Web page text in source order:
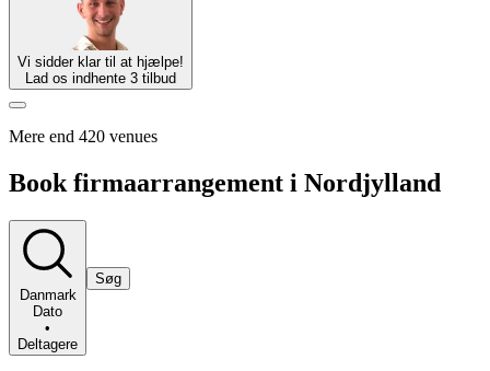
Vi sidder klar til at hjælpe!
Lad os indhente 3 tilbud
Mere end 420 venues
Book firmaarrangement i Nordjylland
Danmark
Dato
•
Deltagere
Søg